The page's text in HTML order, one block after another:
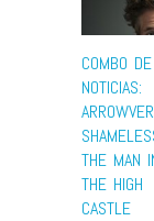
COMBO DE
NOTICIAS:
THE MAN
THE HIGH
CASTLE